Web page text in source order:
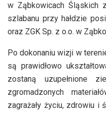
w Ząbkowicach Śląskich
szlabanu przy hałdzie
oraz ZGK Sp. z o.o. w
Po dokonaniu wizji w
są prawidłowo
zostaną uzupełnione
zgromadzonych
zagrażały życiu, zdrowiu i